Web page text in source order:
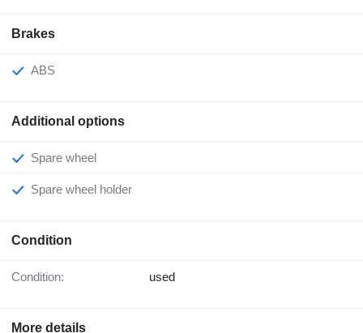
Brakes
ABS
Additional options
Spare wheel
Spare wheel holder
Condition
Condition: used
More details